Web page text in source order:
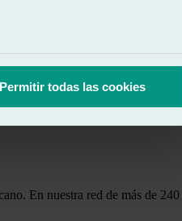
Permitir todas las cookies
vehículo como a los pasajeros
que cambiar o sustituir el
de dentro del vehículo. Así
En nuestra red de más de